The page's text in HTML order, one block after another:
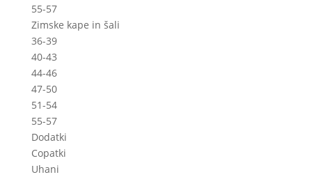
55-57
Zimske kape in šali
36-39
40-43
44-46
47-50
51-54
55-57
Dodatki
Copatki
Uhani